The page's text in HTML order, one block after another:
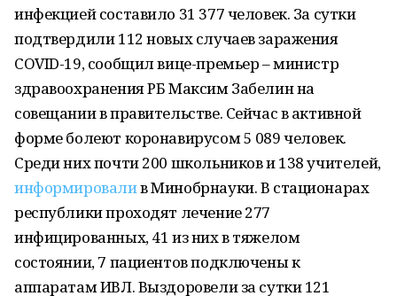
инфекцией составило 31 377 человек. За сутки
подтвердили 112 новых случаев заражения
COVID-19, сообщил вице-премьер – министр
здравоохранения РБ Максим Забелин на
совещании в правительстве. Сейчас в активной
форме болеют коронавирусом 5 089 человек.
Среди них почти 200 школьников и 138 учителей,
информировалив Минобрнауки. В стационарах
республики проходят лечение 277
инфицированных, 41 из них в тяжелом
состоянии, 7 пациентов подключены к
аппаратам ИВЛ. Выздоровели за сутки 121